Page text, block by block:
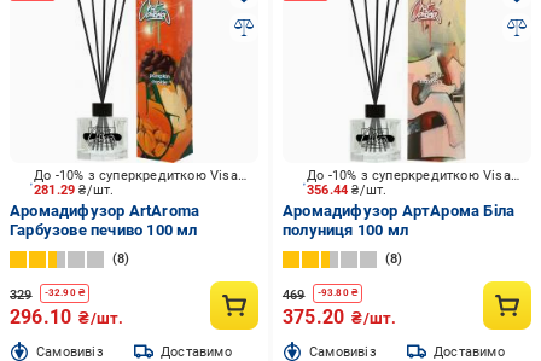
281.29₴/шт.
До -10% з суперкредиткою Visa Вигода
Аромадифузор ArtAroma
Гарбузове печиво 100 мл
8
329 -32.90₴
296.10 ₴/шт.
Cамовивіз Доставимо
356.44₴/шт.
До -10% з суперкредиткою Visa Вигода
Аромадифузор АртАрома Біла
полуниця 100 мл
8
469 -93.80₴
375.20 ₴/шт.
Cамовивіз Доставимо